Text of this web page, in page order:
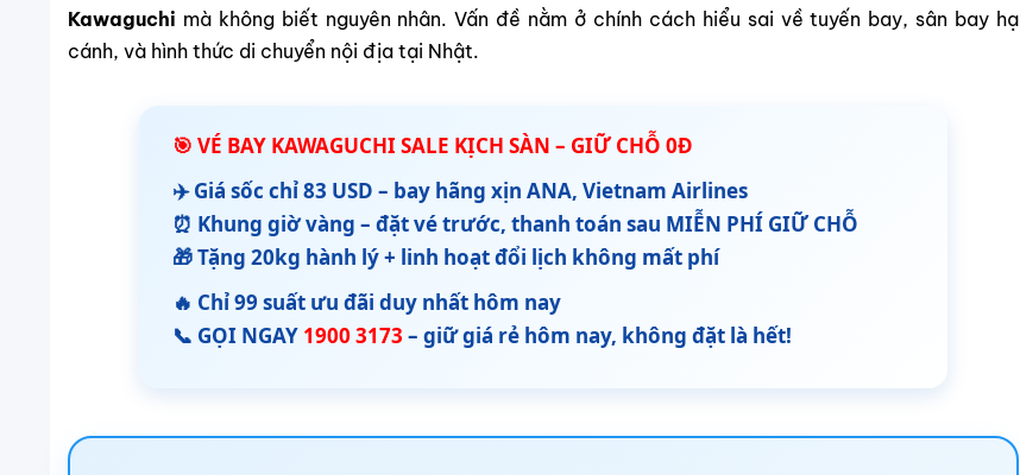
Kawaguchi mà không biết nguyên nhân. Vấn đề nằm ở chính cách hiểu sai về tuyến bay, sân bay hạ
cánh, và hình thức di chuyển nội địa tại Nhật.
🎯 VÉ BAY KAWAGUCHI SALE KỊCH SÀN – GIỮ CHỖ 0Đ
✈️ Giá sốc chỉ 83 USD – bay hãng xịn ANA, Vietnam Airlines
⏰ Khung giờ vàng – đặt vé trước, thanh toán sau MIỄN PHÍ GIỮ CHỖ
🎁 Tặng 20kg hành lý + linh hoạt đổi lịch không mất phí
🔥 Chỉ 99 suất ưu đãi duy nhất hôm nay
📞 GỌI NGAY 1900 3173 – giữ giá rẻ hôm nay, không đặt là hết!